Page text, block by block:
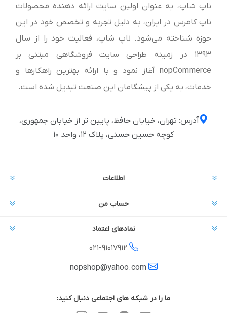
ناپ شاپ، به عنوان اولین سایت ارائه‌ دهنده محصولات
ناپ کامرس در ایران، به دلیل تجربه و تخصص خود در این
حوزه شناخته می‌شود. ناپ شاپ، فعالیت خود را از سال
1393 در زمینه طراحی سایت فروشگاهی مبتنی بر
nopCommerce آغاز نمود و با ارائه بهترین راهکارها و
خدمات، به یکی از پیشگامان این صنعت تبدیل شده است.
آدرس: تهران، خیابان حافظ، پایین تر از خیابان جمهوری،
کوچه حسین حسنی، پلاک ۱۲، واحد ۱۰
اطلاعات
حساب من
نمادهای اعتماد
021-91017912
ما را در شبکه های اجتماعی دنبال کنید: